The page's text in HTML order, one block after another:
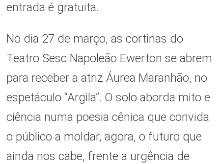
entrada é gratuita.
No dia 27 de março, as cortinas do
Teatro Sesc Napoleão Ewerton se abrem
para receber a atriz Áurea Maranhão, no
espetáculo “Argila”. O solo aborda mito e
ciência numa poesia cênica que convida
o público a moldar, agora, o futuro que
ainda nos cabe, frente a urgência de